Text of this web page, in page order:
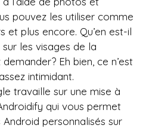
pouvez les utiliser comme
et plus encore. Qu’en est-il
les visages de la
Eh bien, ce n’est
intimidant.
travaille sur une mise à
qui vous permet
personnalisés sur